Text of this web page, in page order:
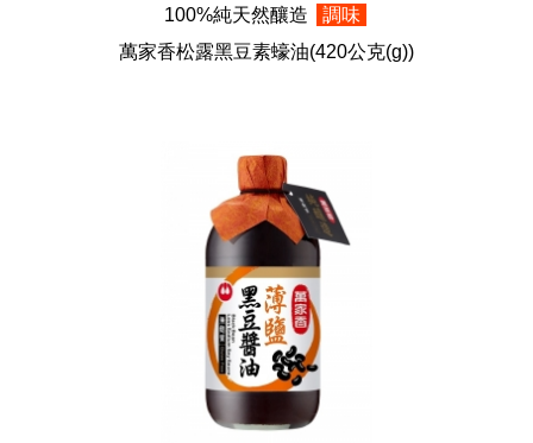
100%純天然釀造
調味
萬家香松露黑豆素蠔油(420公克(g))